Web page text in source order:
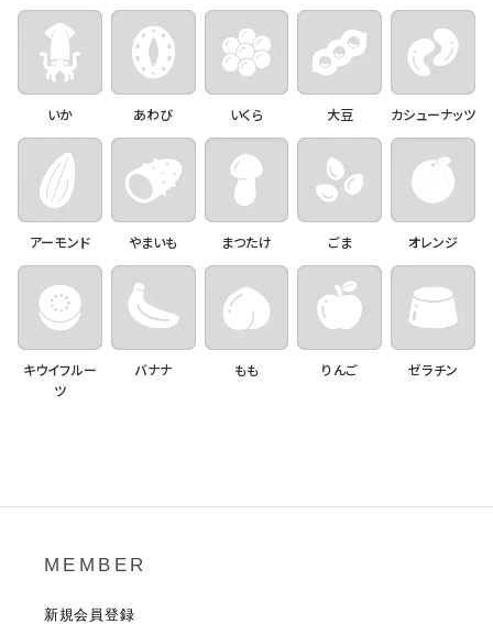
いか あわび いくら 大豆 カシューナッツ
アーモンド やまいも まつたけ ごま オレンジ
キウイフルー
ツ
バナナ もも りんご ゼラチン
MEMBER
新規会員登録